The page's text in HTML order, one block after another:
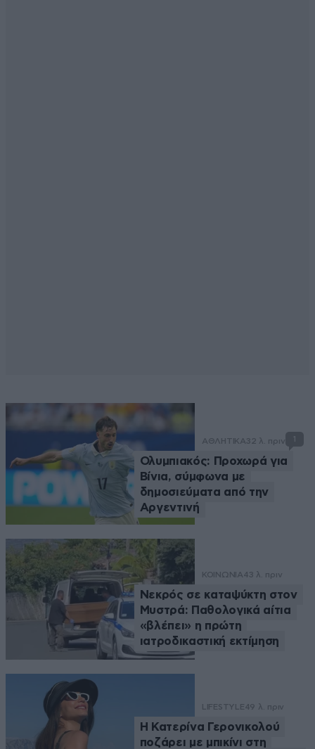
ΑΘΛΗΤΙΚΑ32 λ. πριν 1
Ολυμπιακός: Προχωρά για
Βίνια, σύμφωνα με
δημοσιεύματα από την
Αργεντινή
ΚΟΙΝΩΝΙΑ43 λ. πριν
Νεκρός σε καταψύκτη στον
Μυστρά: Παθολογικά αίτια
«βλέπει» η πρώτη
ιατροδικαστική εκτίμηση
LIFESTYLE49 λ. πριν
Η Κατερίνα Γερονικολού
ποζάρει με μπικίνι στη